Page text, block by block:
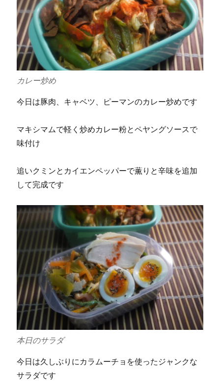
カレー炒め
今日は豚肉、キャベツ、ピーマンのカレー炒めです
マキシマムで軽く炒めカレー粉とペヤングソースで
味付け
追いクミンとカイエンペッパーで薫りと辛味を追加
して完成です
本日のサラダ
今日は久しぶりにカラムーチョを使ったジャンクな
サラダです